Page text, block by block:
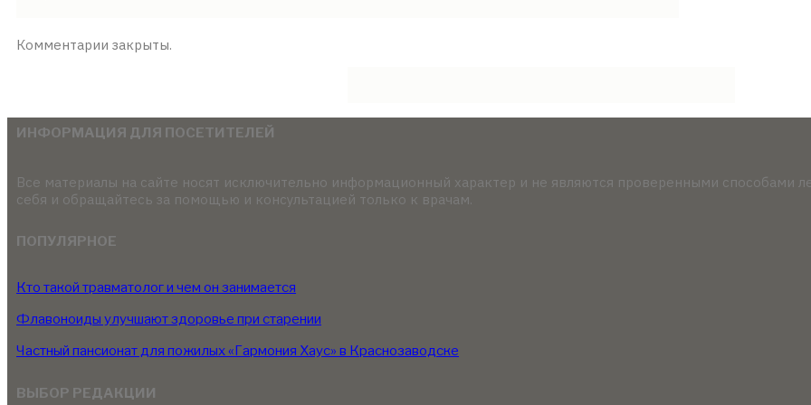
Комментарии закрыты.
ИНФОРМАЦИЯ ДЛЯ ПОСЕТИТЕЛЕЙ
Все материалы на сайте носят исключительно информационный характер и не являются проверенными способами
себя и обращайтесь за помощью и консультацией только к врачам.
ПОПУЛЯРНОЕ
Кто такой травматолог и чем он занимается
Флавоноиды улучшают здоровье при старении
Частный пансионат для пожилых «Гармония Хаус» в Краснозаводске
ВЫБОР РЕДАКЦИИ